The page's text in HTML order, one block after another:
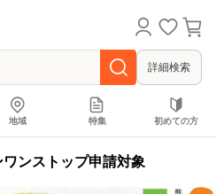
詳細検索
地域 特集 初めての方
ンストップ申請対象